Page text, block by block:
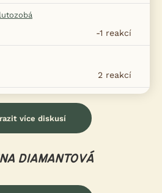
-1 reakcí
2 reakcí
více diskusí
DIAMANTOVÁ